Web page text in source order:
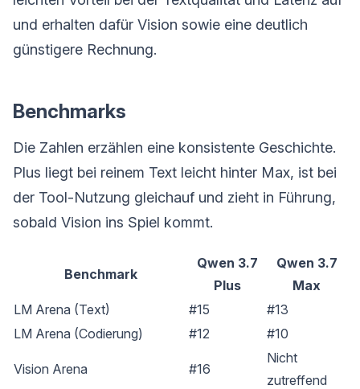
und erhalten dafür Vision sowie eine deutlich
günstigere Rechnung.
Benchmarks
Die Zahlen erzählen eine konsistente Geschichte.
Plus liegt bei reinem Text leicht hinter Max, ist bei
der Tool-Nutzung gleichauf und zieht in Führung,
sobald Vision ins Spiel kommt.
Benchmark
Qwen 3.7
Plus
Qwen 3.7
Max
LM Arena (Text)
#15
#13
LM Arena (Codierung)
#12 #10
Vision Arena #16
Nicht
zutreffend